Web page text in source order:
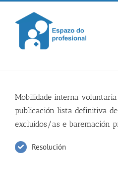
Skip
content
Mobilidade interna
publicación lista definitiva
excluídos/as e baremación
Resolución